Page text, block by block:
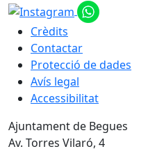
Crèdits
Contactar
Protecció de dades
Avís legal
Accessibilitat
Ajuntament de Begues
Av. Torres Vilaró, 4